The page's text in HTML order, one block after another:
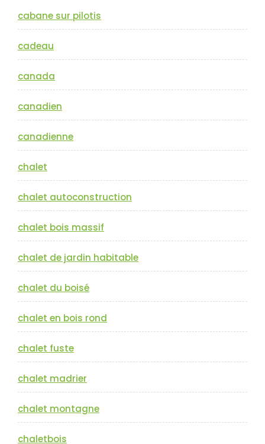
cabane sur pilotis
cadeau
canada
canadien
canadienne
chalet
chalet autoconstruction
chalet bois massif
chalet de jardin habitable
chalet du boisé
chalet en bois rond
chalet fuste
chalet madrier
chalet montagne
chaletbois